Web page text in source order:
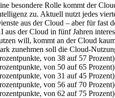
besondere Rolle kommt der
zu. Aktuell nutzt jedes
aus der Cloud – aber für fast
aus der Cloud in fünf Jahren
will, kommt an der Cloud
zunehmen soll die Cloud-
von 38 auf 57
von 50 auf 65
von 31 auf 45
von 56 auf 70
von 62 auf 75